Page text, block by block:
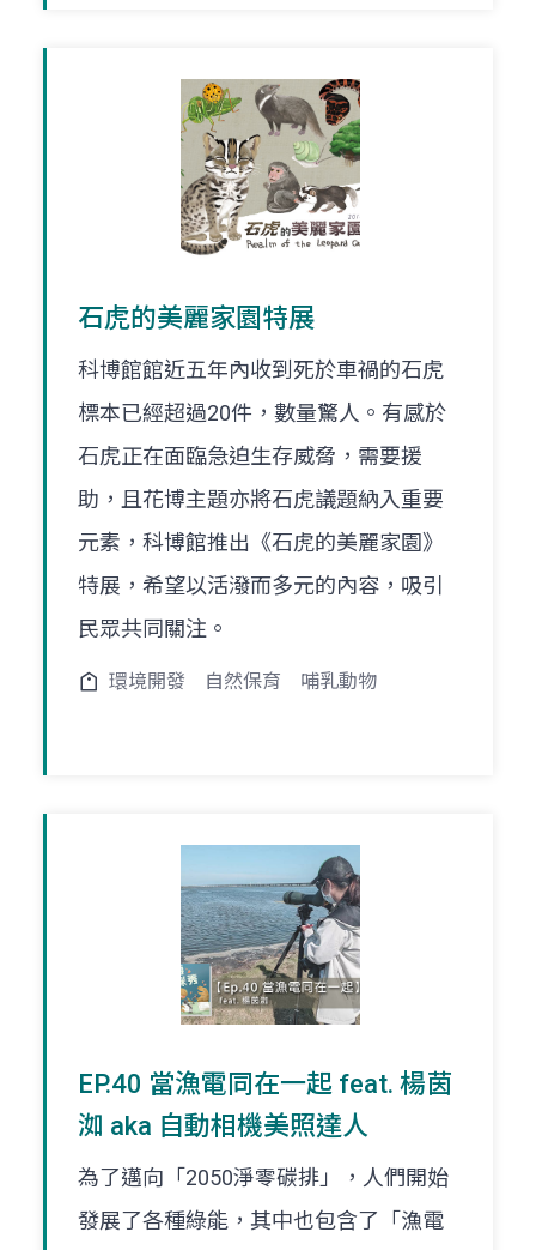
石虎的美麗家園特展
科博館館近五年內收到死於車禍的石虎
標本已經超過20件，數量驚人。有感於
石虎正在面臨急迫生存威脅，需要援
助，且花博主題亦將石虎議題納入重要
元素，科博館推出《石虎的美麗家園》
特展，希望以活潑而多元的內容，吸引
民眾共同關注。
環境開發 自然保育 哺乳動物
EP.40 當漁電同在一起 feat. 楊茵
洳 aka 自動相機美照達人
為了邁向「2050淨零碳排」，人們開始
發展了各種綠能，其中也包含了「漁電